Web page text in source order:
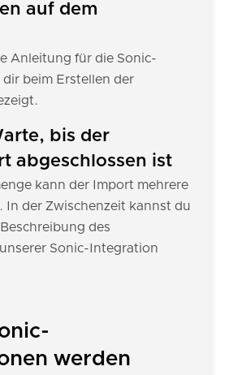
auf dem
Anleitung für die Sonic-
beim Erstellen der
bis der
abgeschlossen ist
kann der Import mehrere
In der Zwischenzeit kannst du
des
Sonic-Integration
werden